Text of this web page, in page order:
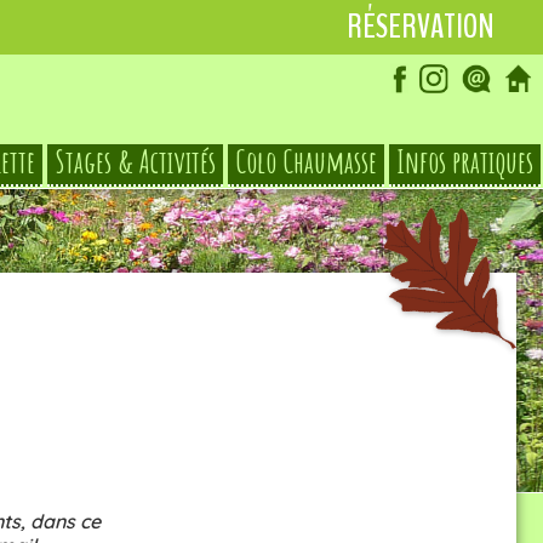
RÉSERVATION
Stages & Activités Colo Chaumasse Infos pratiques
dans ce